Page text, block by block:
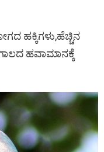
ಹಕ್ಕಿಗಳು,ಹೆಚ್ಚಿನ
ಹವಾಮಾನಕ್ಕೆ